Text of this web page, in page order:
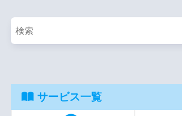
サービス一覧